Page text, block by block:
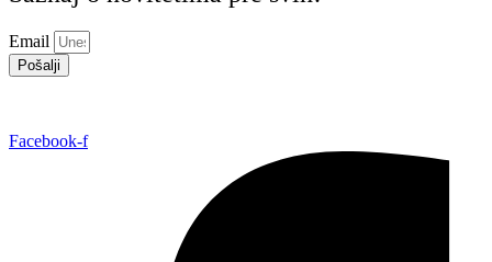
Email
Pošalji
Facebook-f